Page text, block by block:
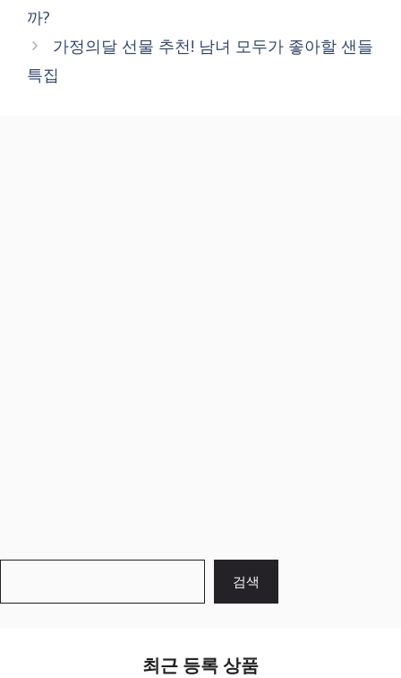
까?
가정의달 선물 추천! 남녀 모두가 좋아할 샌들
특집
검색
최근 등록 상품